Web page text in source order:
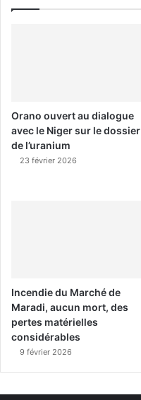
Orano ouvert au dialogue
avec le Niger sur le dossier
de l’uranium
23 février 2026
Incendie du Marché de
Maradi, aucun mort, des
pertes matérielles
considérables
9 février 2026